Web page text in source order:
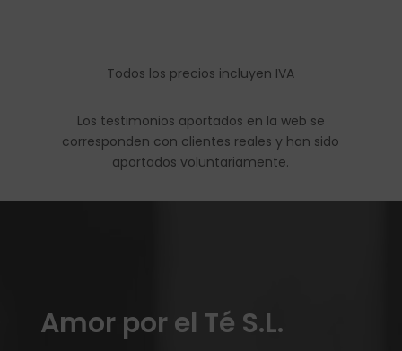
Todos los precios incluyen IVA
Los testimonios aportados en la web se
corresponden con clientes reales y han sido
aportados voluntariamente.
Amor por el Té S.L.